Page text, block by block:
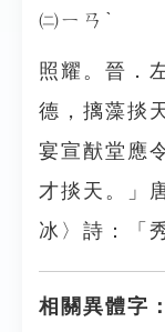
㈡ㄧㄢˋ
照耀。晉．
德，摛藻掞
宴宣猷堂應
才掞天。」
冰〉詩：「
相關異體字：